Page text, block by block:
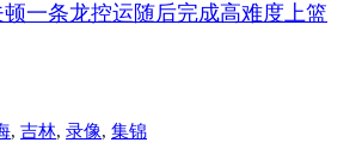
一条龙控运随后完成高难度上篮
, 吉林, 录像, 集锦